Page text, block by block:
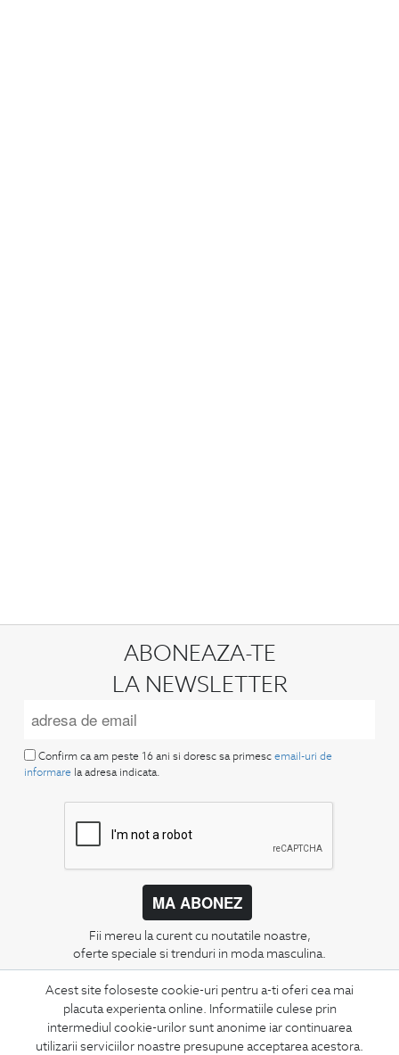
Acest site foloseste cookie-uri pentru a-ti oferi cea mai
placuta experienta online. Informatiile culese prin
intermediul cookie-urilor sunt anonime iar continuarea
utilizarii serviciilor noastre presupune acceptarea acestora.
ABONEAZA-TE
LA NEWSLETTER
Confirm ca am peste 16 ani si doresc sa primesc email-uri de
informare la adresa indicata.
MA ABONEZ
Fii mereu la curent cu noutatile noastre,
oferte speciale si trenduri in moda masculina.
CONCIERGE
Termeni si conditii
Schimburi si retur